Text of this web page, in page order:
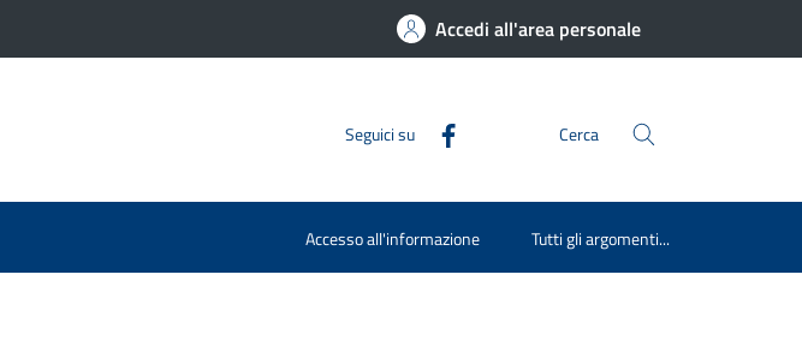
Accedi all'area personale
Seguici su Cerca
Accesso all'informazione Tutti gli argomenti...